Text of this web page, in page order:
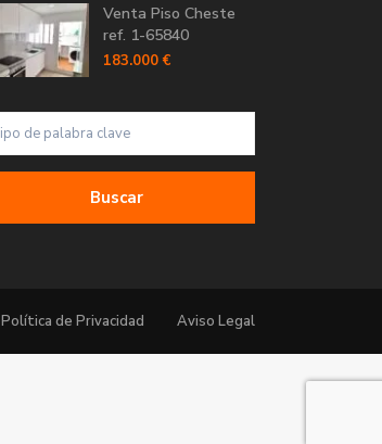
Venta Piso Cheste
ref. 1-65840
183.000 €
Buscar
Política de Privacidad Aviso Legal